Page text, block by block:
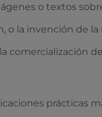
o textos
o la invención de
comercialización
prácticas